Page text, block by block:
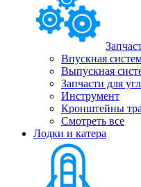
Впускная
Выпускная
Запчасти для
Инструмент
Кронштейны
Смотреть все
Лодки и катера